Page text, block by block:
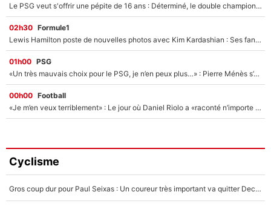
Le PSG veut s'offrir une pépite de 16 ans : Déterminé, le double champion d'Europe en titre est prêt à lâcher 40M€ pour celui que l'on compare déjà à Vinicius Jr !
02h30 Formule1
Lewis Hamilton poste de nouvelles photos avec Kim Kardashian : Ses fans le voient déjà redevenir champion du monde de F1 grâce à elle !
01h00 PSG
«Un très mauvais choix pour le PSG, je n’en peux plus…» : Pierre Ménès s’est complètement trompé avec Luis Enrique et ces déclarations le prouvent !
00h00 Football
«Je m’en veux terriblement» : Le jour où Daniel Riolo a «raconté n’importe quoi» dans l'After Foot !
Cyclisme
Gros coup dur pour Paul Seixas : Un coureur très important va quitter Decathlon-CMA CGM